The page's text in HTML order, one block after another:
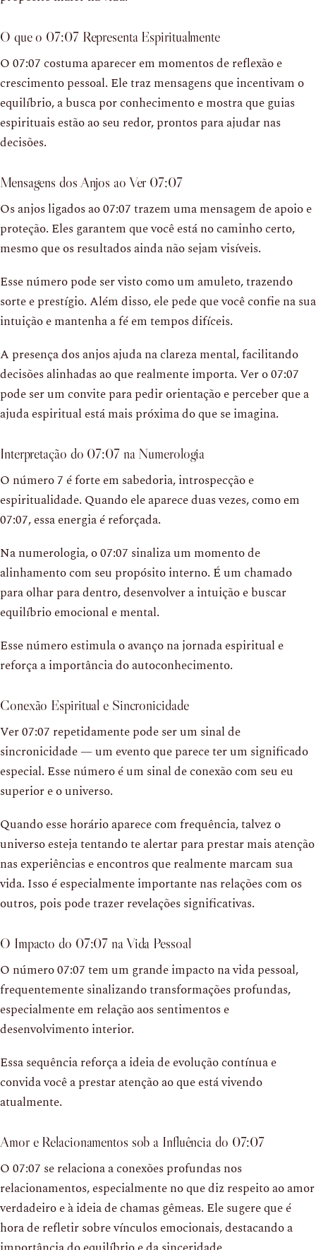
O que o 07:07 Representa Espiritualmente
O 07:07 costuma aparecer em momentos de reflexão e
crescimento pessoal. Ele traz mensagens que incentivam o
equilíbrio, a busca por conhecimento e mostra que guias
espirituais estão ao seu redor, prontos para ajudar nas
decisões.
Mensagens dos Anjos ao Ver 07:07
Os anjos ligados ao 07:07 trazem uma mensagem de apoio e
proteção. Eles garantem que você está no caminho certo,
mesmo que os resultados ainda não sejam visíveis.
Esse número pode ser visto como um amuleto, trazendo
sorte e prestígio. Além disso, ele pede que você confie na sua
intuição e mantenha a fé em tempos difíceis.
A presença dos anjos ajuda na clareza mental, facilitando
decisões alinhadas ao que realmente importa. Ver o 07:07
pode ser um convite para pedir orientação e perceber que a
ajuda espiritual está mais próxima do que se imagina.
Interpretação do 07:07 na Numerologia
O número 7 é forte em sabedoria, introspecção e
espiritualidade. Quando ele aparece duas vezes, como em
07:07, essa energia é reforçada.
Na numerologia, o 07:07 sinaliza um momento de
alinhamento com seu propósito interno. É um chamado
para olhar para dentro, desenvolver a intuição e buscar
equilíbrio emocional e mental.
Esse número estimula o avanço na jornada espiritual e
reforça a importância do autoconhecimento.
Conexão Espiritual e Sincronicidade
Ver 07:07 repetidamente pode ser um sinal de
sincronicidade — um evento que parece ter um significado
especial. Esse número é um sinal de conexão com seu eu
superior e o universo.
Quando esse horário aparece com frequência, talvez o
universo esteja tentando te alertar para prestar mais atenção
nas experiências e encontros que realmente marcam sua
vida. Isso é especialmente importante nas relações com os
outros, pois pode trazer revelações significativas.
O Impacto do 07:07 na Vida Pessoal
O número 07:07 tem um grande impacto na vida pessoal,
frequentemente sinalizando transformações profundas,
especialmente em relação aos sentimentos e
desenvolvimento interior.
Essa sequência reforça a ideia de evolução contínua e
convida você a prestar atenção ao que está vivendo
atualmente.
Amor e Relacionamentos sob a Influência do 07:07
O 07:07 se relaciona a conexões profundas nos
relacionamentos, especialmente no que diz respeito ao amor
verdadeiro e à ideia de chamas gêmeas. Ele sugere que é
hora de refletir sobre vínculos emocionais, destacando a